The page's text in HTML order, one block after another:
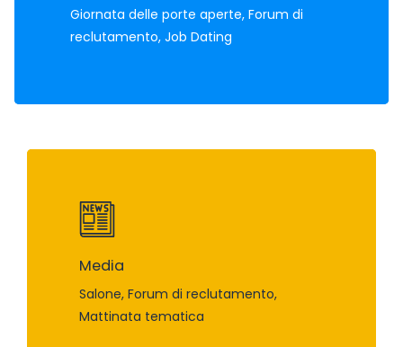
Giornata delle porte aperte, Forum di
reclutamento, Job Dating
Media
Salone, Forum di reclutamento,
Mattinata tematica